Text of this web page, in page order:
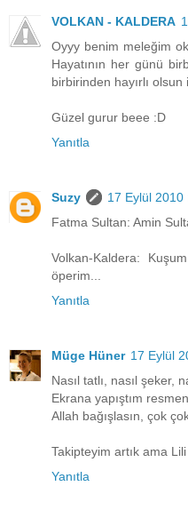
VOLKAN - KALDERA
Oyyy benim meleğim
Hayatının her günü
birbirinden hayırlı olsun
Güzel gurur beee :D
Yanıtla
Suzy
17 Eylül 2010
Fatma Sultan: Amin
Volkan-Kaldera:
öperim...
Yanıtla
Müge Hüner 17 Eylül
Nasıl tatlı, nasıl şeker,
Ekrana yapıştım resmen.
Allah bağışlasın, çok
Takipteyim artık ama
Yanıtla